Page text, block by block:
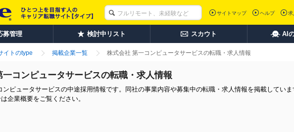
サイトマップ ヘルプ 求
募管理 検討中リスト スカウト AI
イトのtype 掲載企業一覧 株式会社 第一コンピュータサービスの転職・求人情報
一コンピュータサービスの転職・求人情報
ンピュータサービスの中途採用情報です。同社の事業内容や募集中の転職・求人情報を掲載してい
企業概要をご覧ください。